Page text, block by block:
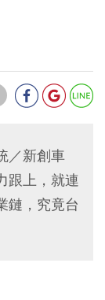
／新創車
跟上，就連
鏈，究竟台